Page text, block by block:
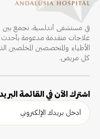
في مستشفى أندلسية، نجمع بين
علاجات متقدمة مدعومة بأحدث
الأطباء والمتخصصين
كل مريض.
اشترك الآن في القائمة